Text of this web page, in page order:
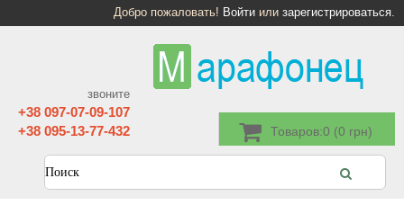
Добро пожаловать! Войти или зарегистрироваться.
Товаров:0 (0 грн)
звоните
+38 097-07-09-107
+38 095-13-77-432